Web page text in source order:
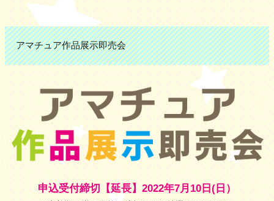
アマチュア作品展示即売会
申込受付締切【延長】2022年7月10日(日）